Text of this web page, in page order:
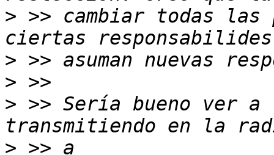
> >> cambiar todas las
>
>
> >> Sería bueno ver a
>